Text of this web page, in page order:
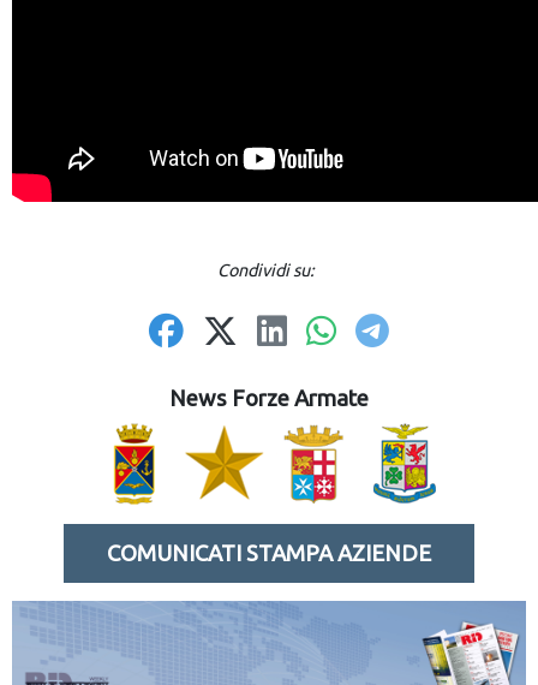
Condividi su:
News Forze Armate
COMUNICATI STAMPA AZIENDE